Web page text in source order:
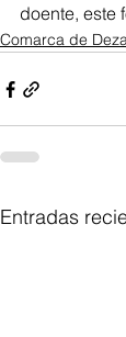
doente, este
Comarca de
Entradas